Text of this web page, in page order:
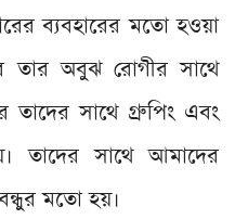
ব্যবহারের মতো হওয়া
তার অবুঝ রোগীর সাথে
তাদের সাথে গ্রুপিং এবং
তাদের সাথে আমাদের
মতো হয়।